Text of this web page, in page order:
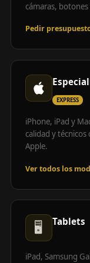
cámaras,
Pedir
EXPRESS
iPhone, iPad y
calidad y
Apple.
Ver todos los
🖥️ Tablets
iPad, Samsung